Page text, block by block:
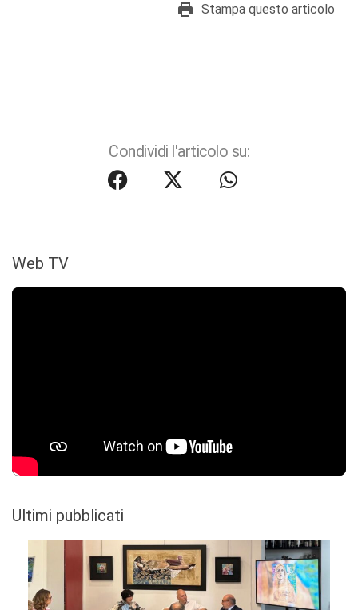
Stampa questo articolo
Condividi l'articolo su:
Web TV
Ultimi pubblicati